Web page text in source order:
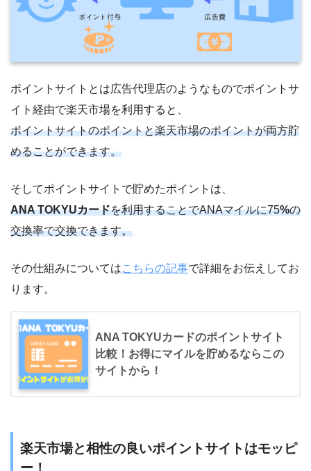
ポイントサイトとは広告代理店のようなものでポイントサ
イト経由で楽天市場を利用すると、
ポイントサイトのポイントと楽天市場のポイントが両方貯
めることができます。
そしてポイントサイトで貯めたポイントは、
ANA TOKYUカードを利用することでANAマイルに75%の
交換率で交換できます。
その仕組みについてはこちらの記事で詳細をお伝えしてお
ります。
ANA TOKYUカードのポイントサイト
比較！お得にマイルを貯めるならこの
サイトから！
楽天市場と相性の良いポイントサイトはモッピ
ー！